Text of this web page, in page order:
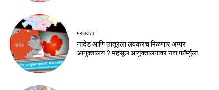
मराठवाडा
नांदेड आणि लातूरला लवकरच मिळणार अप्पर
आयुक्तालय ? महसूल आयुक्तालयावर नवा फॉर्म्युला